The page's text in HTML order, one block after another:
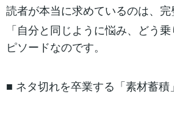
読者が本当に求めているのは、完
「自分と同じように悩み、どう
ピソードなのです。
■ ネタ切れを卒業する「素材蓄